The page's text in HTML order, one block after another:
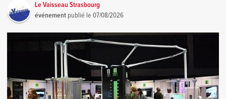
Le Vaisseau Strasbourg
événement publié le07/08/2026